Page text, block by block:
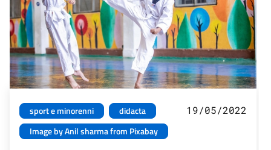
sport e minorenni
didacta
Image by Anil sharma from Pixabay
19/05/2022